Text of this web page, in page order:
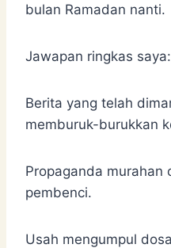
bulan Ramadan nanti.
Jawapan ringkas saya:
Berita yang telah
memburuk-burukkan
Propaganda murahan
pembenci.
Usah mengumpul